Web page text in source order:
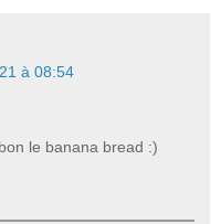
à 08:54
le banana bread :)